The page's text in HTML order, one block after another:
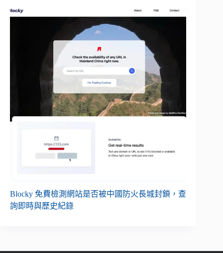
Blocky 免費檢測網站是否被中國防火長城封鎖，查
詢即時與歷史紀錄